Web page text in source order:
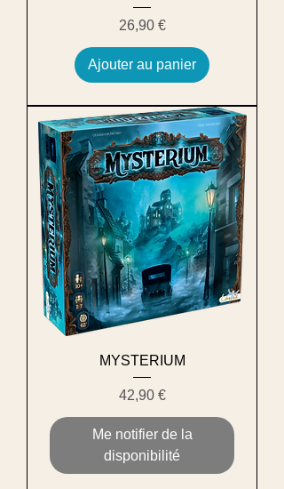
Prix
26,90 €
Ajouter au panier
MYSTERIUM
Prix
42,90 €
Me notifier de la
disponibilité